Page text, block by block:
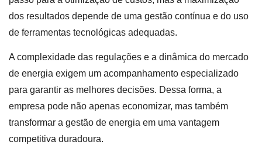
dos resultados depende de uma gestão contínua e do uso
de ferramentas tecnológicas adequadas.
A complexidade das regulações e a dinâmica do mercado
de energia exigem um acompanhamento especializado
para garantir as melhores decisões. Dessa forma, a
empresa pode não apenas economizar, mas também
transformar a gestão de energia em uma vantagem
competitiva duradoura.